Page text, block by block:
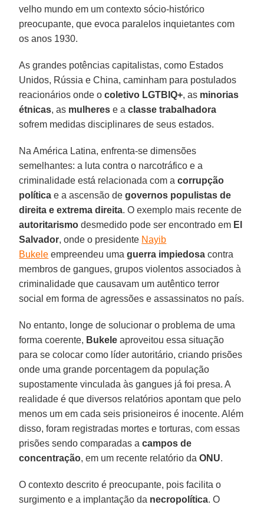
velho mundo em um contexto sócio-histórico
preocupante, que evoca paralelos inquietantes com
os anos 1930.
As grandes potências capitalistas, como Estados
Unidos, Rússia e China, caminham para postulados
reacionários onde ocoletivo LGTBIQ+, as minorias
étnicas, as mulheres e aclasse trabalhadora
sofrem medidas disciplinares de seus estados.
Na América Latina, enfrenta-se dimensões
semelhantes: a luta contra o narcotráfico e a
criminalidade está relacionada com acorrupção
política e a ascensão degovernos populistas de
direita e extrema direita. O exemplo mais recente de
autoritarismo desmedido pode ser encontrado em El
Salvador, onde o presidente Nayib
Bukele empreendeu umaguerra impiedosa contra
membros de gangues, grupos violentos associados à
criminalidade que causavam um autêntico terror
social em forma de agressões e assassinatos no país.
No entanto, longe de solucionar o problema de uma
forma coerente, Bukele aproveitou essa situação
para se colocar como líder autoritário, criando prisões
onde uma grande porcentagem da população
supostamente vinculada às gangues já foi presa. A
realidade é que diversos relatórios apontam que pelo
menos um em cada seis prisioneiros é inocente. Além
disso, foram registradas mortes e torturas, com essas
prisões sendo comparadas acampos de
concentração, em um recente relatório daONU.
O contexto descrito é preocupante, pois facilita o
surgimento e a implantação da necropolítica. O